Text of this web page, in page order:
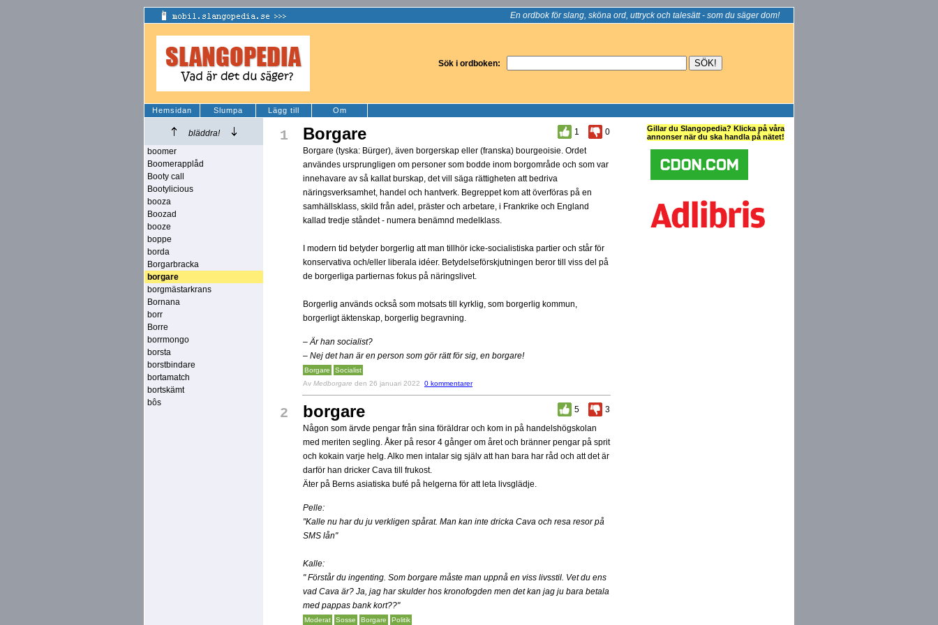
En ordbok för slang, sköna ord, uttryck och talesätt - som du säger dom!
Sök i ordboken:
Hemsidan Slumpa Lägg till Om
bläddra!
boomer
Boomerapplåd
Booty call
Bootylicious
booza
Boozad
booze
boppe
borda
Borgarbracka
borgare
borgmästarkrans
Bornana
borr
Borre
borrmongo
borsta
borstbindare
bortamatch
bortskämt
bôs
1 Borgare 1
0
Borgare (tyska: Bürger), även borgerskap eller (franska) bourgeoisie. Ordet
användes ursprungligen om personer som bodde inom borgområde och som var
innehavare av så kallat burskap, det vill säga rättigheten att bedriva
näringsverksamhet, handel och hantverk. Begreppet kom att överföras på en
samhällsklass, skild från adel, präster och arbetare, i Frankrike och England
kallad tredje ståndet - numera benämnd medelklass.
I modern tid betyder borgerlig att man tillhör icke-socialistiska partier och står för
konservativa och/eller liberala idéer. Betydelseförskjutningen beror till viss del på
de borgerliga partiernas fokus på näringslivet.
Borgerlig används också som motsats till kyrklig, som borgerlig kommun,
borgerligt äktenskap, borgerlig begravning.
– Är han socialist?
– Nej det han är en person som gör rätt för sig, en borgare!
Borgare
Socialist
Av Medborgare den 26 januari 2022 0 kommentarer
2 borgare 5
3
Någon som ärvde pengar från sina föräldrar och kom in på handelshögskolan
med meriten segling. Åker på resor 4 gånger om året och bränner pengar på sprit
och kokain varje helg. Alko men intalar sig själv att han bara har råd och att det är
darför han dricker Cava till frukost.
Äter på Berns asiatiska bufé på helgerna för att leta livsglädje.
Pelle:
"Kalle nu har du ju verkligen spårat. Man kan inte dricka Cava och resa resor på
SMS lån"
Kalle:
" Förstår du ingenting. Som borgare måste man uppnå en viss livsstil. Vet du ens
vad Cava är? Ja, jag har skulder hos kronofogden men det kan jag ju bara betala
med pappas bank kort??"
Moderat Sosse Borgare Politik
Gillar du Slangopedia? Klicka på våra
annonser när du ska handla på nätet!